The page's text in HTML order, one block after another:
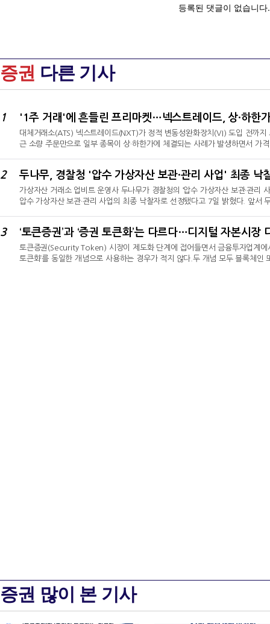
증권 다른 기사
1 '1주 거래'에 흔들린 프리마켓…넥스트레이드, 상·하한
대체거래소(ATS) 넥스트레이드(NXT)가 정적 변동성완화장치(VI) 도입 전까
근 소량 주문만으로 일부 종목이 상·하한가에 체결되는 사례가 발생하면서 가
달 들어서도 삼성전기와 알테오젠이 각각 1주 매수만으로 상한가를 기록했다.
2 두나무, 경찰청 '압수 가상자산 보관·관리 사업' 최종 낙
가상자산 거래소 업비트 운영사 두나무가 경찰청의 ‘압수 가상자산 보관·관리
압수 가상자산 보관·관리 사업의 최종 낙찰자로 선정됐다고 7일 밝혔다. 앞서
‘업비트 커스터디’를 통해 보관·관리된다. 업비트 커스터디는 야간과 휴일에도
3 ‘토큰증권’과 ‘증권 토큰화’는 다르다…디지털 자본시장
토큰증권(Security Token) 시장이 제도화 단계에 접어들면서 금융투자업계에
토큰화’를 동일한 개념으로 사용하는 경우가 적지 않다.두 개념 모두 블록체
증권 많이 본 기사